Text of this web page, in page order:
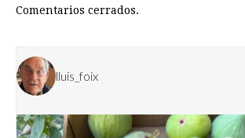
Comentarios cerrados.
lluis_foix